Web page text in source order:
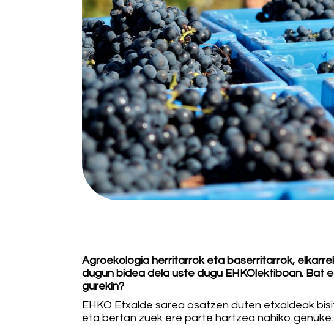
Agroekologia herritarrok eta baserritarrok,
dugun bidea dela uste dugu EHKOlektiboan. Bat
gurekin?
EHKO Etxalde sarea osatzen duten etxaldeak
eta bertan zuek ere parte hartzea nahiko genuke.